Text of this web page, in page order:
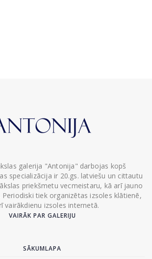
galerija "Antonija" darbojas kopš
specializācija ir 20.gs. latviešu un cittautu
priekšmetu vecmeistaru, kā arī jauno
Periodiski tiek organizētas izsoles klātienē,
vairākdienu izsoles internetā.
VAIRĀK PAR GALERIJU
SĀKUMLAPA